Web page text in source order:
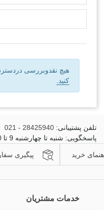
هیچ نقدوبررسی
کنید.
تلفن پشتیبانی: 28425940 - 021
پاسخگویی: شنبه تا چهارشنبه 9 تا 17:30، پنجشنبه 9 تا 14:30
خرید پیگیری
خدمات مشتریان